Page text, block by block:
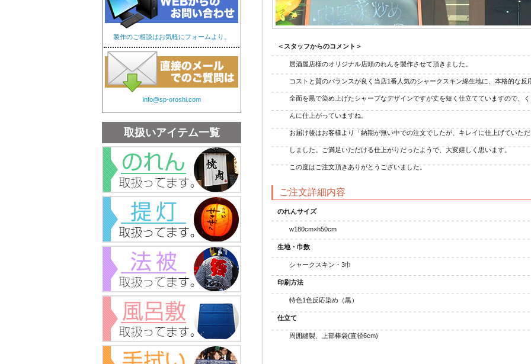
＜スタッフからのコメント＞
居酒屋店様のオリジナル店頭のれんを製作させて頂きました。
コストと質のバランスが良く当店1番人気のシャークスキン綿生地に、本格的な反
全面を黒で染め上げたシャープなデザインですが丈を短く仕立てていますので、
んに仕上がっていますね。
お届け後はお客様より「納期が無い中での注文でしたが、キレイに仕上げていた
しました。ご満足いただける仕上がりだったようで、大変嬉しく思います。
この度はご注文頂きありがとうございました。
ご注文詳細内容
のれんサイズ
w180cm×h50cm
生地・巾数
シャークスキン・3巾
印刷方法
特色1色反応染め（黒）
仕立て
周囲縫製、上部棒袋(直径6cm)
製作のご相談はお気軽にフォームより。
info@sp-oroshi.com
取扱いアイテム一覧